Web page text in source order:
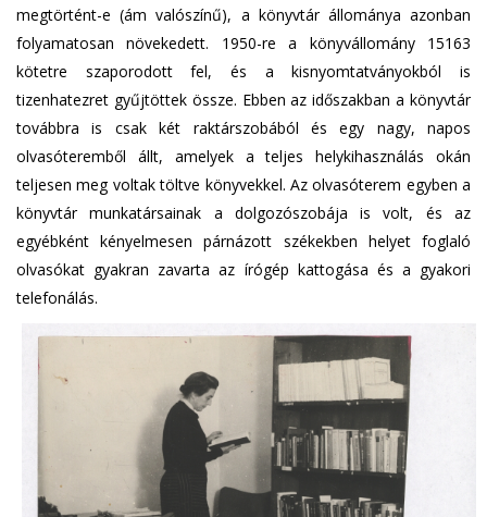
megtörtént-e (ám valószínű), a könyvtár állománya azonban
folyamatosan növekedett. 1950-re a könyvállomány 15163
kötetre szaporodott fel, és a kisnyomtatványokból is
tizenhatezret gyűjtöttek össze. Ebben az időszakban a könyvtár
továbbra is csak két raktárszobából és egy nagy, napos
olvasóteremből állt, amelyek a teljes helykihasználás okán
teljesen meg voltak töltve könyvekkel. Az olvasóterem egyben a
könyvtár munkatársainak a dolgozószobája is volt, és az
egyébként kényelmesen párnázott székekben helyet foglaló
olvasókat gyakran zavarta az írógép kattogása és a gyakori
telefonálás.